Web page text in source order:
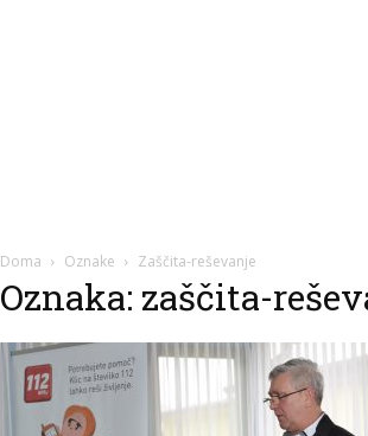
Doma Oznake Zaščita-reševanje
Oznaka: zaščita-